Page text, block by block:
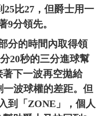
比27，但爵士用一
9分領先。
分的時間內取得領
20秒的三分進球幫
下一波再空拋給
波球權的差距。但
到「ZONE」，個人